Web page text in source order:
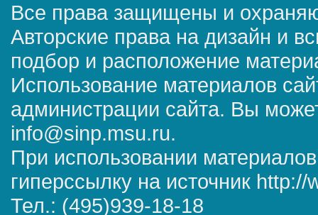
Все права защищены и
Авторские права на дизайн и
подбор и расположение
Использование материалов
администрации сайта. Вы
info@sinp.msu.ru.
При использовании
гиперссылку на источник
Тел.: (495)939-18-18